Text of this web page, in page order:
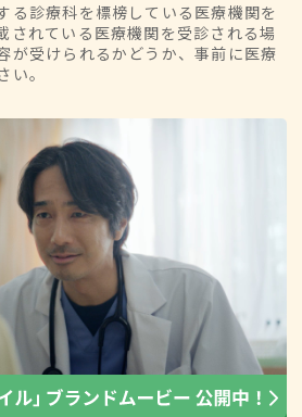
る診療科を標榜している医療機関を
されている医療機関を受診される場
が受けられるかどうか、事前に医療
。